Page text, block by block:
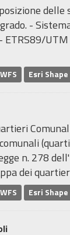
delle
-
ETRS89/
WFS Esri Shape
n. 278
dei
WFS Esri Shape